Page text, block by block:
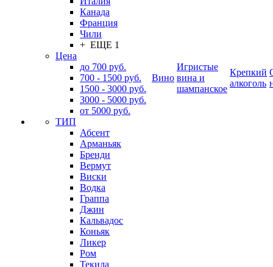
Канада
Франция
Чили
+ ЕЩЕ 1
Цена
до 700 руб.
700 - 1500 руб.
1500 - 3000 руб.
3000 - 5000 руб.
от 5000 руб.
ТИП
Абсент
Арманьяк
Бренди
Вермут
Виски
Водка
Граппа
Джин
Кальвадос
Коньяк
Ликер
Ром
Текила
Вино
Игристые
вина и
шампанское
Крепкий
алкоголь